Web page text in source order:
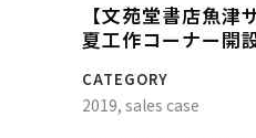
【文苑堂書店魚津
夏工作コーナー開
CATEGORY
2019, sales case